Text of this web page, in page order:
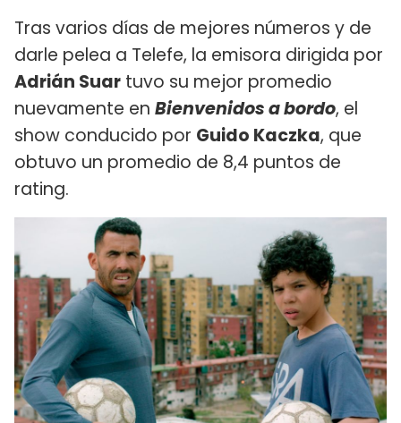
Tras varios días de mejores números y de
darle pelea a Telefe, la emisora dirigida por
Adrián Suar tuvo su mejor promedio
nuevamente en Bienvenidos a bordo, el
show conducido por Guido Kaczka, que
obtuvo un promedio de 8,4 puntos de
rating.